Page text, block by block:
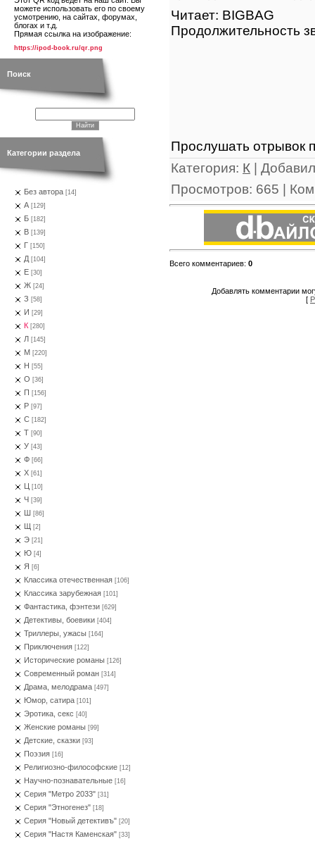
можете использовать его по своему
усмотрению, на сайтах, форумах,
блогах и т.д.
Прямая ссылка на изображение:
https://ipod-book.ru/qr.png
Поиск
Категории раздела
Без автора [14]
А [129]
Б [182]
В [139]
Г [150]
Д [104]
Е [30]
Ж [24]
З [58]
И [29]
К [280]
Л [145]
М [220]
Н [55]
О [36]
П [156]
Р [97]
С [182]
Т [90]
У [43]
Ф [66]
Х [61]
Ц [10]
Ч [39]
Ш [86]
Щ [2]
Э [21]
Ю [4]
Я [6]
Классика отечественная [106]
Классика зарубежная [101]
Фантастика, фэнтези [629]
Детективы, боевики [404]
Триллеры, ужасы [164]
Приключения [122]
Исторические романы [126]
Современный роман [314]
Драма, мелодрама [497]
Юмор, сатира [101]
Эротика, секс [40]
Женские романы [99]
Детские, сказки [93]
Поэзия [16]
Религиозно-философские [12]
Научно-познавательные [16]
Серия "Метро 2033" [31]
Серия "Этногенез" [18]
Серия "Новый детективъ" [20]
Серия "Настя Каменская" [33]
Читает: BIGBAG
Продолжительность
Прослушать отрывок
Категория: К | Добавил
Просмотров: 665 |
Всего комментариев: 0
Добавлять комментарии
[